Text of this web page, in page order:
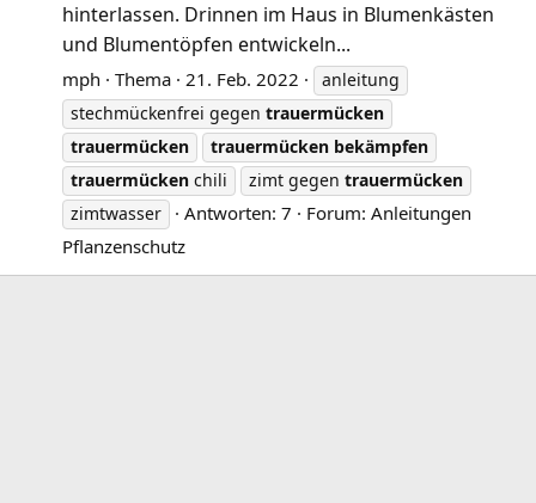
hinterlassen. Drinnen im Haus in Blumenkästen
und Blumentöpfen entwickeln...
mph Thema 21. Feb. 2022
anleitung
stechmückenfrei gegen trauermücken
trauermücken
trauermücken bekämpfen
trauermücken chili zimt gegen trauermücken
zimtwasser
Antworten: 7 Forum: Anleitungen
Pflanzenschutz